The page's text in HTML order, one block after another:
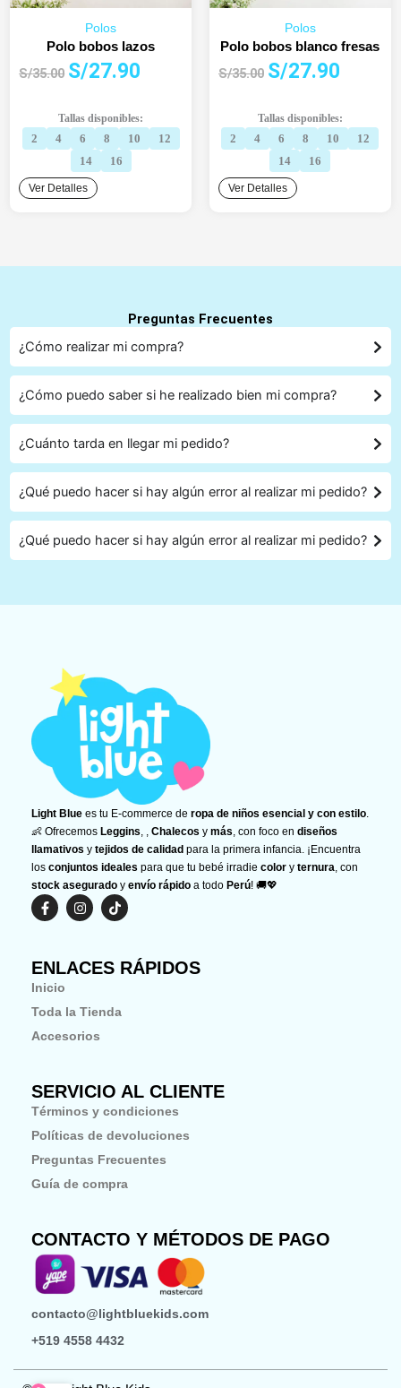
Polos
Polo bobos lazos
S/35.00
El
era:
S/35.00.
S/27.90
es:
S/27.90.
Tallas disponibles:
2 4 6 8 10
12
14
16
Ver Detalles
Polos
Polo bobos blanco fresas
S/35.00
El
era:
S/35.00.
S/27.90
es:
S/27.90.
Tallas disponibles:
2 4 6 8 10
12
14
16
Ver Detalles
Preguntas Frecuentes
¿Cómo realizar mi compra?
¿Cómo puedo saber si he realizado bien mi compra?
¿Cuánto tarda en llegar mi pedido?
¿Qué puedo hacer si hay algún error al realizar mi pedido?
¿Qué puedo hacer si hay algún error al realizar mi pedido?
Light Blue es tu E-commerce de ropa de niños esencial y con estilo.
👶 Ofrecemos Leggins, , Chalecos y más, con foco en diseños
llamativos y tejidos de calidad para la primera infancia. ¡Encuentra
los conjuntos ideales para que tu bebé irradie color y ternura, con
stock asegurado y envío rápido a todo Perú! 🚚💖
F
a
c
o
o
k
-
f
I
n
s
g
m
T
i
k
k
ENLACES RÁPIDOS
Inicio
Toda la Tienda
Accesorios
SERVICIO AL CLIENTE
Términos y condiciones
Políticas de devoluciones
Preguntas Frecuentes
Guía de compra
CONTACTO Y MÉTODOS DE PAGO
contacto@lightbluekids.com
+519 4558 4432